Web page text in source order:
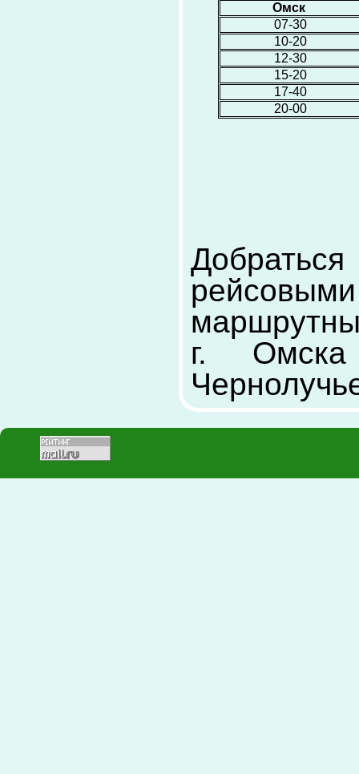
Омск
07-30
10-20
12-30
15-20
17-40
20-00
г.